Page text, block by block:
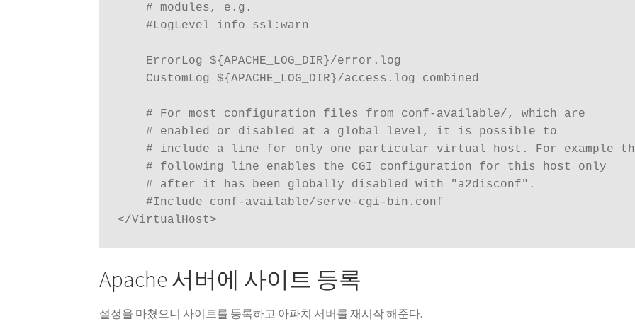
    # modules, e.g.
    #LogLevel info ssl:warn
    ErrorLog ${APACHE_LOG_DIR}/error.log
    CustomLog ${APACHE_LOG_DIR}/access.log combined
    # For most configuration files from conf-available/, which are
    # enabled or disabled at a global level, it is possible to
# include a line for only one particular virtual host. For example
    # following line enables the CGI configuration for this host only
    # after it has been globally disabled with "a2disconf".
    #Include conf-available/serve-cgi-bin.conf
</VirtualHost>
Apache 서버에 사이트 등록
설정을 마쳤으니 사이트를 등록하고 아파치 서버를 재시작 해준다.